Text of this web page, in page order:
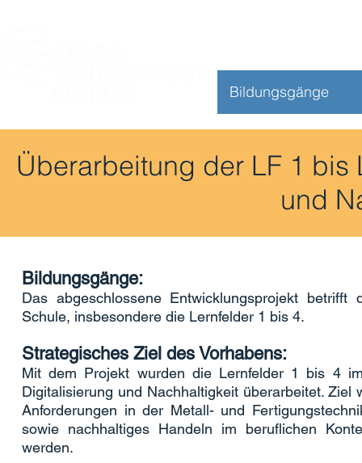
Bildungsgänge
Überarbeitung der LF 1
und
Bildungsgänge:
Das abgeschlossene Entwicklungsprojekt betrifft
Schule, insbesondere die Lernfelder 1 bis 4.
Strategisches Ziel des Vorhabens:
Mit dem Projekt wurden die Lernfelder 1 bis 4
Digitalisierung und Nachhaltigkeit überarbeitet.
Anforderungen in der Metall- und
sowie nachhaltiges Handeln im beruflichen
werden.